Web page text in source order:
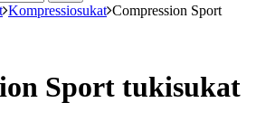
Kompressiosukat Compression Sport
Sport tukisukat